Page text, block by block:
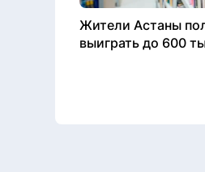
Жители Астаны
выиграть до 600